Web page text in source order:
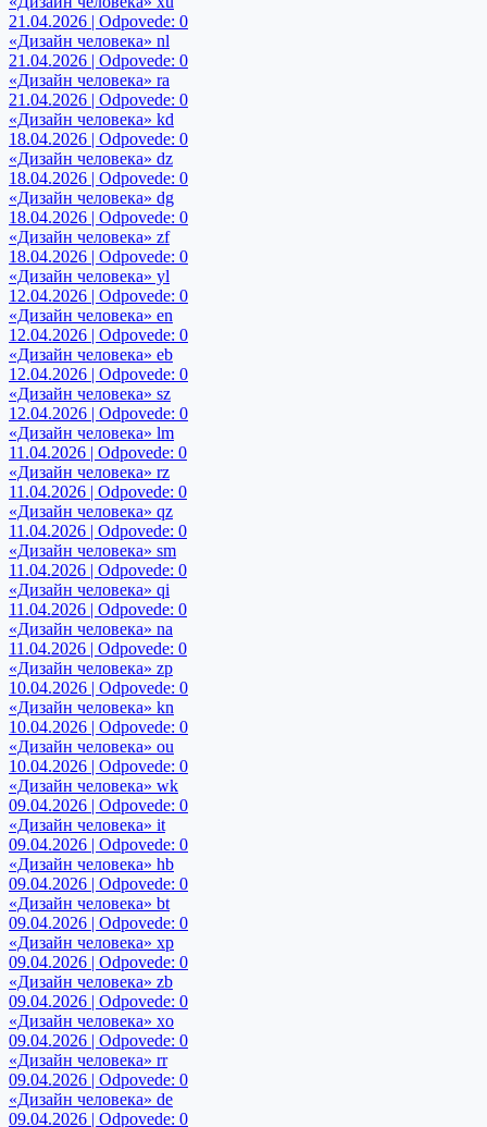
21.04.2026 | Odpovede: 0
«Дизайн человека» nl
21.04.2026 | Odpovede: 0
«Дизайн человека» ra
21.04.2026 | Odpovede: 0
«Дизайн человека» kd
18.04.2026 | Odpovede: 0
«Дизайн человека» dz
18.04.2026 | Odpovede: 0
«Дизайн человека» dg
18.04.2026 | Odpovede: 0
«Дизайн человека» zf
18.04.2026 | Odpovede: 0
«Дизайн человека» yl
12.04.2026 | Odpovede: 0
«Дизайн человека» en
12.04.2026 | Odpovede: 0
«Дизайн человека» eb
12.04.2026 | Odpovede: 0
«Дизайн человека» sz
12.04.2026 | Odpovede: 0
«Дизайн человека» lm
11.04.2026 | Odpovede: 0
«Дизайн человека» rz
11.04.2026 | Odpovede: 0
«Дизайн человека» qz
11.04.2026 | Odpovede: 0
«Дизайн человека» sm
11.04.2026 | Odpovede: 0
«Дизайн человека» qi
11.04.2026 | Odpovede: 0
«Дизайн человека» na
11.04.2026 | Odpovede: 0
«Дизайн человека» zp
10.04.2026 | Odpovede: 0
«Дизайн человека» kn
10.04.2026 | Odpovede: 0
«Дизайн человека» ou
10.04.2026 | Odpovede: 0
«Дизайн человека» wk
09.04.2026 | Odpovede: 0
«Дизайн человека» it
09.04.2026 | Odpovede: 0
«Дизайн человека» hb
09.04.2026 | Odpovede: 0
«Дизайн человека» bt
09.04.2026 | Odpovede: 0
«Дизайн человека» xp
09.04.2026 | Odpovede: 0
«Дизайн человека» zb
09.04.2026 | Odpovede: 0
«Дизайн человека» xo
09.04.2026 | Odpovede: 0
«Дизайн человека» rr
09.04.2026 | Odpovede: 0
«Дизайн человека» de
09.04.2026 | Odpovede: 0